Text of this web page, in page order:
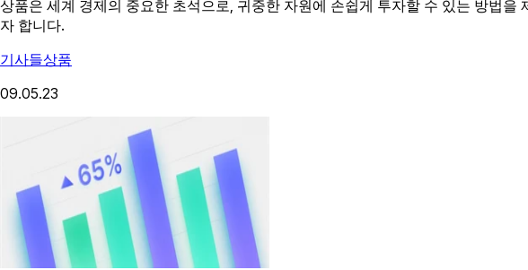
상품은 세계 경제의 중요한 초석으로, 귀중한 자원에 손쉽게 투자할 수 있는 방법
자 합니다.
기사들상품
09.05.23